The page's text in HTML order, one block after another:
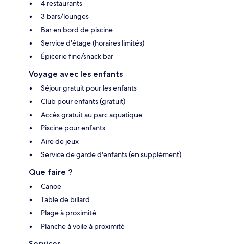
4 restaurants
3 bars/lounges
Bar en bord de piscine
Service d'étage (horaires limités)
Épicerie fine/snack bar
Voyage avec les enfants
Séjour gratuit pour les enfants
Club pour enfants (gratuit)
Accès gratuit au parc aquatique
Piscine pour enfants
Aire de jeux
Service de garde d'enfants (en supplément)
Que faire ?
Canoë
Table de billard
Plage à proximité
Planche à voile à proximité